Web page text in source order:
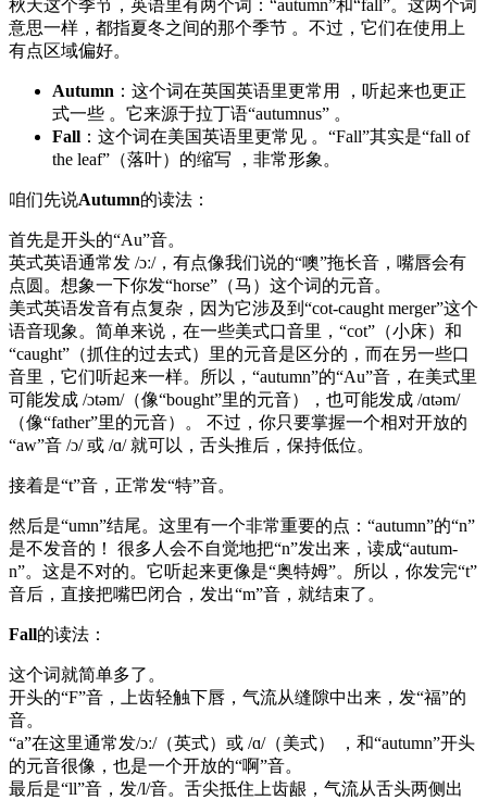
秋天这个季节，英语里有两个词：“autumn”和“fall”。这两个词
意思一样，都指夏冬之间的那个季节 。不过，它们在使用上
有点区域偏好。
Autumn ：这个词在英国英语里更常用 ，听起来也更正
式一些 。它来源于拉丁语“autumnus” 。
Fall ：这个词在美国英语里更常见 。“Fall”其实是“fall of
the leaf”（落叶）的缩写 ，非常形象。
咱们先说Autumn的读法：
首先是开头的“Au”音。
英式英语通常发 /ɔː/，有点像我们说的“噢”拖长音，嘴唇会有
点圆。想象一下你发“horse”（马）这个词的元音。
美式英语发音有点复杂，因为它涉及到“cot-caught merger”这个
语音现象。简单来说，在一些美式口音里，“cot”（小床）和
“caught”（抓住的过去式）里的元音是区分的，而在另一些口
音里，它们听起来一样。所以，“autumn”的“Au”音，在美式里
可能发成 /ɔtəm/（像“bought”里的元音），也可能发成 /ɑtəm/
（像“father”里的元音）。 不过，你只要掌握一个相对开放的
“aw”音 /ɔ/ 或 /ɑ/ 就可以，舌头推后，保持低位。
接着是“t”音，正常发“特”音。
然后是“umn”结尾。这里有一个非常重要的点：“autumn”的“n”
是不发音的！ 很多人会不自觉地把“n”发出来，读成“autum-
n”。这是不对的。它听起来更像是“奥特姆”。所以，你发完“t”
音后，直接把嘴巴闭合，发出“m”音，就结束了。
Fall的读法：
这个词就简单多了。
开头的“F”音，上齿轻触下唇，气流从缝隙中出来，发“福”的
音。
“a”在这里通常发/ɔː/（英式）或 /ɑ/（美式） ，和“autumn”开头
的元音很像，也是一个开放的“啊”音。
最后是“ll”音，发/l/音。舌尖抵住上齿龈，气流从舌头两侧出